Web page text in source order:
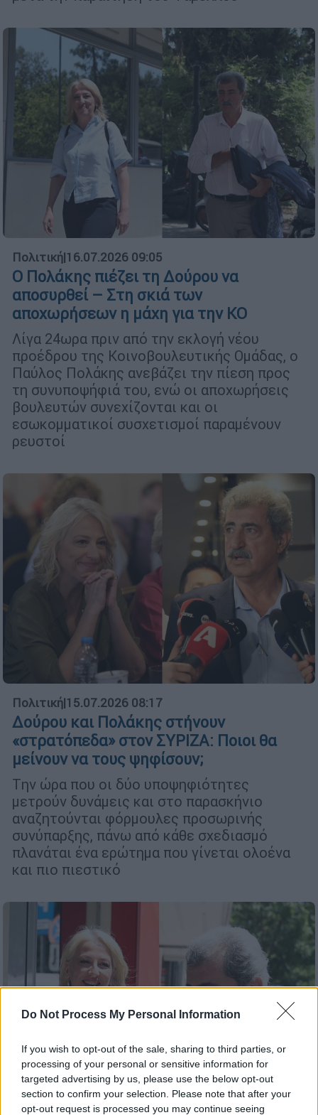
Do Not Process My Personal Information
If you wish to opt-out of the sale, sharing to third parties, or
processing of your personal or sensitive information for
targeted advertising by us, please use the below opt-out
section to confirm your selection. Please note that after your
opt-out request is processed you may continue seeing
Πολιτική|16.07.2026 09:05
Ο Πολάκης πιέζει τη Δούρου να
αποσυρθεί – Στη σκιά των
αποχωρήσεων η μάχη για την ΚΟ
Λίγα 24ωρα πριν από την εκλογή νέου
προέδρου της Κοινοβουλευτικής Ομάδας, ο
Παύλος Πολάκης ανεβάζει την πίεση προς
τη συνυποψήφιά του, ενώ οι αποχωρήσεις
βουλευτών συνεχίζονται και οι
εσωκομματικοί συσχετισμοί παραμένουν
ρευστοί
Πολιτική|15.07.2026 08:17
Δούρου και Πολάκης στήνουν
«στρατόπεδα» στον ΣΥΡΙΖΑ: Ποιοι θα
μείνουν να τους ψηφίσουν;
Tην ώρα που οι δύο υποψηφιότητες
μετρούν δυνάμεις και στο παρασκήνιο
αναζητούνται φόρμουλες προσωρινής
συνύπαρξης, πάνω από κάθε σχεδιασμό
πλανάται ένα ερώτημα που γίνεται ολοένα
και πιο πιεστικό